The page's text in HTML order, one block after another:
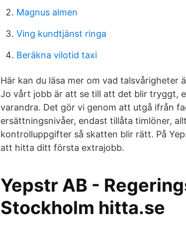
Magnus almen
Ving kundtjänst ringa
Beräkna vilotid taxi
Här kan du läsa mer om vad talsvårigheter
Jo vårt jobb är att se till att det blir tryggt,
varandra. Det gör vi genom att utgå ifrån
ersättningsnivåer, endast tillåta timlöner,
kontrolluppgifter så skatten blir rätt. På
att hitta ditt första extrajobb.
Yepstr AB -
Stockholm hitta.se